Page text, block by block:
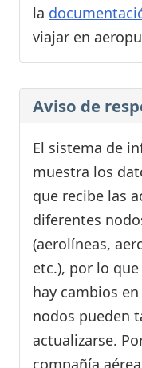
la
viajar en
Aviso de
El sistema de
muestra los
que recibe las
diferentes
(aerolíneas,
etc.), por lo
hay cambios
nodos pueden
actualizarse.